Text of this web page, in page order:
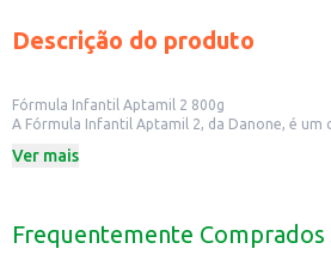
Descrição do produto
Fórmula Infantil Aptamil 2 800g
A Fórmula Infantil Aptamil 2, da Danone, é
Preparo para alimentação de bebês.
Ver mais
Frequentemente Comprados